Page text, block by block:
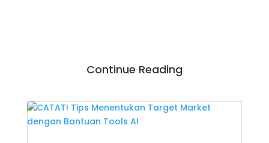
Continue Reading